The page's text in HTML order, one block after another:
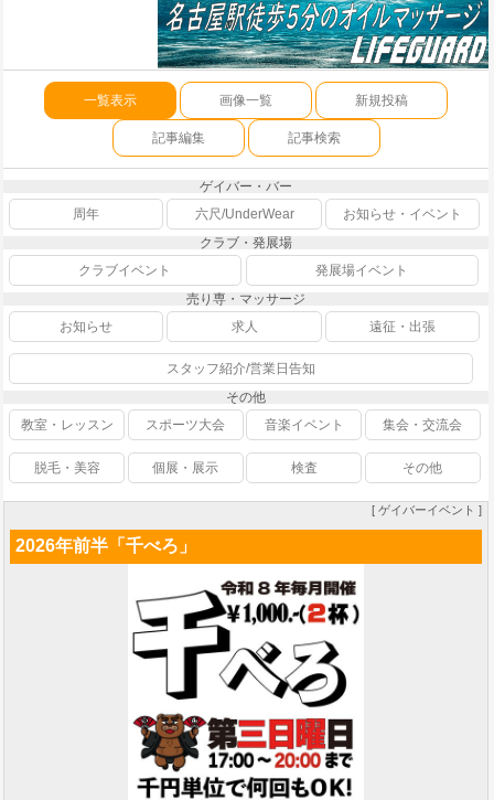
一覧表示 画像一覧 新規投稿
記事編集 記事検索
ゲイバー・バー
周年
六尺/UnderWear
お知らせ・イベント
クラブ・発展場
クラブイベント
発展場イベント
売り専・マッサージ
お知らせ
求人 遠征・出張
スタッフ紹介/営業日告知
その他
教室・レッスン
スポーツ大会 音楽イベント 集会・交流会
脱毛・美容 個展・展示 検査 その他
[ ゲイバーイベント ]
2026年前半「千べろ」